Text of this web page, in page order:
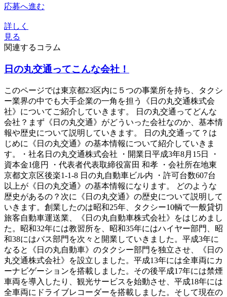
応募へ進む
詳しく
見る
関連するコラム
日の丸交通ってこんな会社！
このページでは東京都23区内に５つの事業所を持ち、タクシ
ー業界の中でも大手企業の一角を担う《日の丸交通株式会
社》についてご紹介していきます。 日の丸交通ってどんな
会社？まず《日の丸交通》がどういった会社なのか、基本情
報や歴史について説明していきます。 日の丸交通って？は
じめに《日の丸交通》の基本情報について紹介していきま
す。・社名日の丸交通株式会社 ・開業日平成3年8月15日 ・
資本金1億円 ・代表者代表取締役富田 和孝 ・会社所在地東
京都文京区後楽1-1-8 日の丸自動車ビル内 ・許可台数607台
以上が《日の丸交通》の基本情報になります。 どのような
歴史があるの？次に《日の丸交通》の歴史について説明して
いきます。創業したのは昭和25年、タクシー10輌で一般貸切
旅客自動車運送業、《日の丸自動車株式会社》をはじめまし
た。昭和32年には教習所を、昭和35年にはハイヤー部門、昭
和38にはバス部門を次々と開業していきました。平成3年に
なると《日の丸自動車》のタクシー部門を独立させ、《日の
丸交通株式会社》を設立しました。平成13年には全車両にカ
ーナビゲーションを搭載しました。その後平成17年には禁煙
車両を導入したり、観光サービスを始動させ、平成18年には
全車両にドライブレコーダーを搭載しました。そして現在の